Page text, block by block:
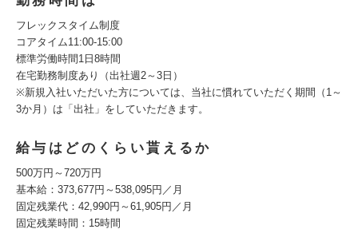
フレックスタイム制度
コアタイム11:00-15:00
標準労働時間1日8時間
在宅勤務制度あり（出社週2～3日）
※新規入社いただいた方については、当社に慣れていただく期間（1～
3か月）は「出社」をしていただきます。
給与はどのくらい貰えるか
500万円～720万円
基本給：373,677円～538,095円／月
固定残業代：42,990円～61,905円／月
固定残業時間：15時間